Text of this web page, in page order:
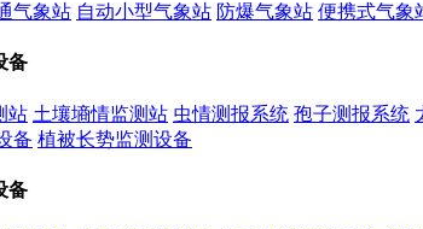
气象站 自动小型气象站 防爆气象站 便携式气象
备
站 土壤墒情监测站 虫情测报系统 孢子测报系统
备 植被长势监测设备
备